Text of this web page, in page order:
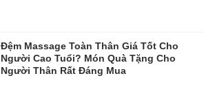
Đệm Massage Toàn Thân Giá Tốt Cho
Người Cao Tuổi? Món Quà Tặng Cho
Người Thân Rất Đáng Mua